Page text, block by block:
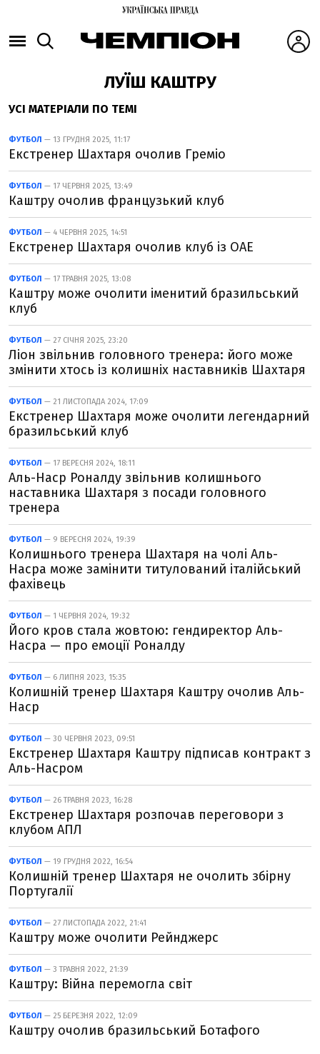
ЛУЇШ КАШТРУ
УСІ МАТЕРІАЛИ ПО ТЕМІ
ФУТБОЛ — 13 ГРУДНЯ 2025, 11:17
Екстренер Шахтаря очолив Греміо
ФУТБОЛ — 17 ЧЕРВНЯ 2025, 13:49
Каштру очолив французький клуб
ФУТБОЛ — 4 ЧЕРВНЯ 2025, 14:51
Екстренер Шахтаря очолив клуб із ОАЕ
ФУТБОЛ — 17 ТРАВНЯ 2025, 13:08
Каштру може очолити іменитий бразильський
клуб
ФУТБОЛ — 27 СІЧНЯ 2025, 23:20
Ліон звільнив головного тренера: його може
змінити хтось із колишніх наставників Шахтаря
ФУТБОЛ — 21 ЛИСТОПАДА 2024, 17:09
Екстренер Шахтаря може очолити легендарний
бразильський клуб
ФУТБОЛ — 17 ВЕРЕСНЯ 2024, 18:11
Аль-Наср Роналду звільнив колишнього
наставника Шахтаря з посади головного
тренера
ФУТБОЛ — 9 ВЕРЕСНЯ 2024, 19:39
Колишнього тренера Шахтаря на чолі Аль-
Насра може замінити титулований італійський
фахівець
ФУТБОЛ — 1 ЧЕРВНЯ 2024, 19:32
Його кров стала жовтою: гендиректор Аль-
Насра — про емоції Роналду
ФУТБОЛ — 6 ЛИПНЯ 2023, 15:35
Колишній тренер Шахтаря Каштру очолив Аль-
Наср
ФУТБОЛ — 30 ЧЕРВНЯ 2023, 09:51
Екстренер Шахтаря Каштру підписав контракт з
Аль-Насром
ФУТБОЛ — 26 ТРАВНЯ 2023, 16:28
Екстренер Шахтаря розпочав переговори з
клубом АПЛ
ФУТБОЛ — 19 ГРУДНЯ 2022, 16:54
Колишній тренер Шахтаря не очолить збірну
Португалії
ФУТБОЛ — 27 ЛИСТОПАДА 2022, 21:41
Каштру може очолити Рейнджерс
ФУТБОЛ — 3 ТРАВНЯ 2022, 21:39
Каштру: Війна перемогла світ
ФУТБОЛ — 25 БЕРЕЗНЯ 2022, 12:09
Каштру очолив бразильський Ботафого